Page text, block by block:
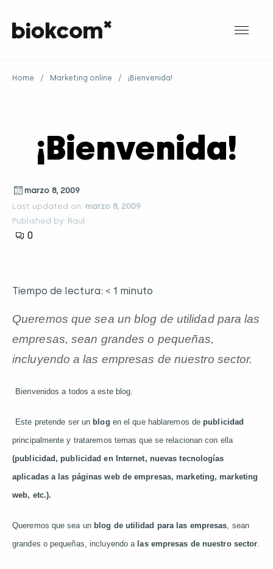
Home / Marketing online / ¡Bienvenida!
¡Bienvenida!
marzo 8, 2009
Last updated on: marzo 8, 2009
Published by: Raul
0
Tiempo de lectura: < 1 minuto
Queremos que sea un blog de utilidad para las
empresas, sean grandes o pequeñas,
incluyendo a las empresas de nuestro sector.
Bienvenidos a todos a este blog.
Este pretende ser un blog en el que hablaremos depublicidad
principalmente y trataremos temas que se relacionan con ella
(publicidad, publicidad en Internet, nuevas tecnologías
aplicadas a las páginas web de empresas, marketing, marketing
web, etc.).
Queremos que sea un blog de utilidad para las empresas, sean
grandes o pequeñas, incluyendo a las empresas de nuestro sector.